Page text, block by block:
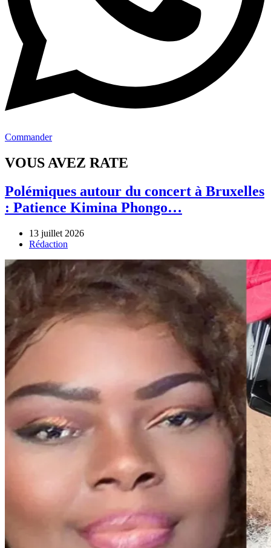
Commander
VOUS AVEZ RATE
Polémiques autour du concert à Bruxelles
: Patience Kimina Phongo…
13 juillet 2026
Author
Rédaction